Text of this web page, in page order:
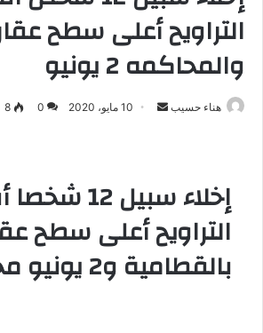
التراويح أعلى سطح
والمحاكمه 2 يونيو
هناء حسيب
ر
ي
ا
10 مايو، 2020 0
8
إخلاء سبيل
التراويح أعلى سطح
بالقطامية و2 يونيو محاكمتهم